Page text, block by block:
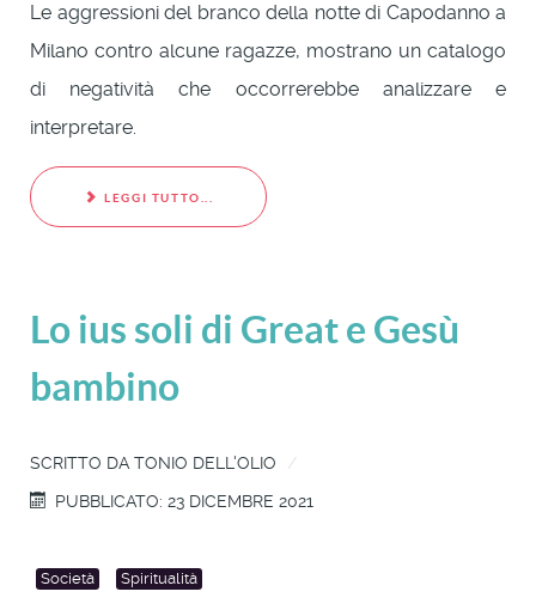
Le aggressioni del branco della notte di Capodanno a
Milano contro alcune ragazze, mostrano un catalogo
di negatività che occorrerebbe analizzare e
interpretare.
LEGGI TUTTO...
Lo ius soli di Great e Gesù
bambino
SCRITTO DA TONIO DELL'OLIO
PUBBLICATO: 23 DICEMBRE 2021
Società Spiritualità